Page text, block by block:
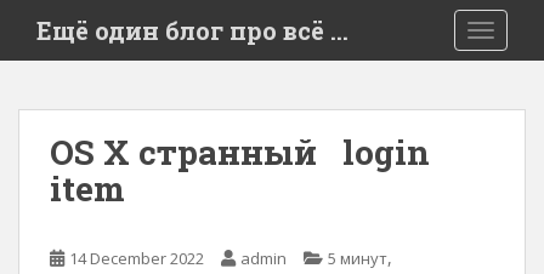
i
Ещё один блог про всё …
OS X странный login
item
14 December 2022 admin 5 минут,